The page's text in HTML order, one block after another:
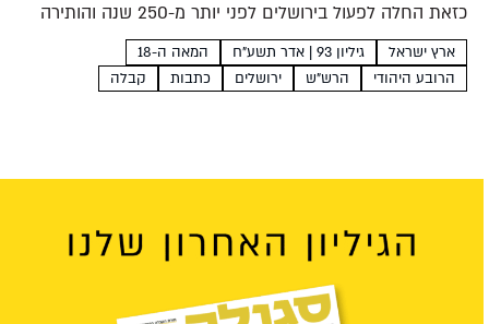
כזאת החלה לפעול בירושלים לפני יותר מ-250 שנה והותירה
אחריה מכתבים מסקרנים, שטרי התקשרות שבהם התחייבו בני
החבורה לקבל על עצמם שותפות רוחנית של אהבה ומחויבות....
ארץ ישראל גיליון 93 | אדר תשע"ח
המאה ה-18
הרובע היהודי
הרש"ש ירושלים כתבות קבלה